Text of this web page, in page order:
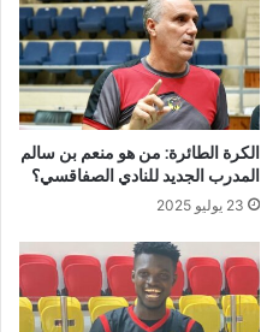
الكرة الطائرة: من هو منعم بن سالم
المدرب الجديد للنادي الصفاقسي؟
23 يوليو 2025